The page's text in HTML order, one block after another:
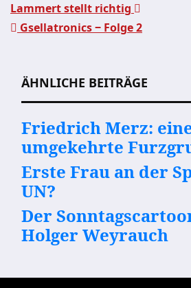
Lammert stellt richtig
Gsellatronics ‒ Folge 2
ÄHNLICHE BEITRÄGE
Friedrich Merz:
umgekehrte
Erste Frau an der
UN?
Der
Holger Weyrauch